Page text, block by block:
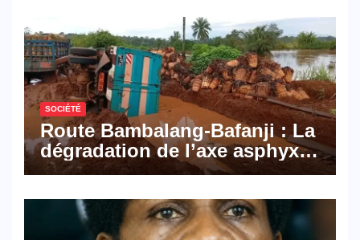
numériques made in
Cameroon
SOCIÉTÉ
Route Bambalang-Bafanji : La
dégradation de l’axe asphyxie
les activités économiques